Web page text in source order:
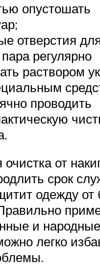
опустошать
отверстия
регулярно
раствором
проводить
очистка от
срок
одежду от
и народные
легко